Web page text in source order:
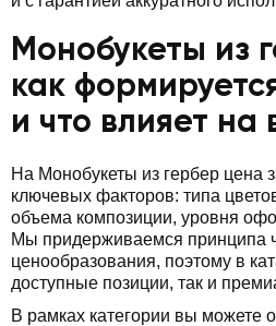
Монобукеты из
как
и что влияет на
На Монобукеты из гербер цена
ключевых факторов: типа
объема композиции, уровня
Мы придерживаемся принципа
ценообразования, поэтому в
доступные позиции, так и
В рамках категории вы можете